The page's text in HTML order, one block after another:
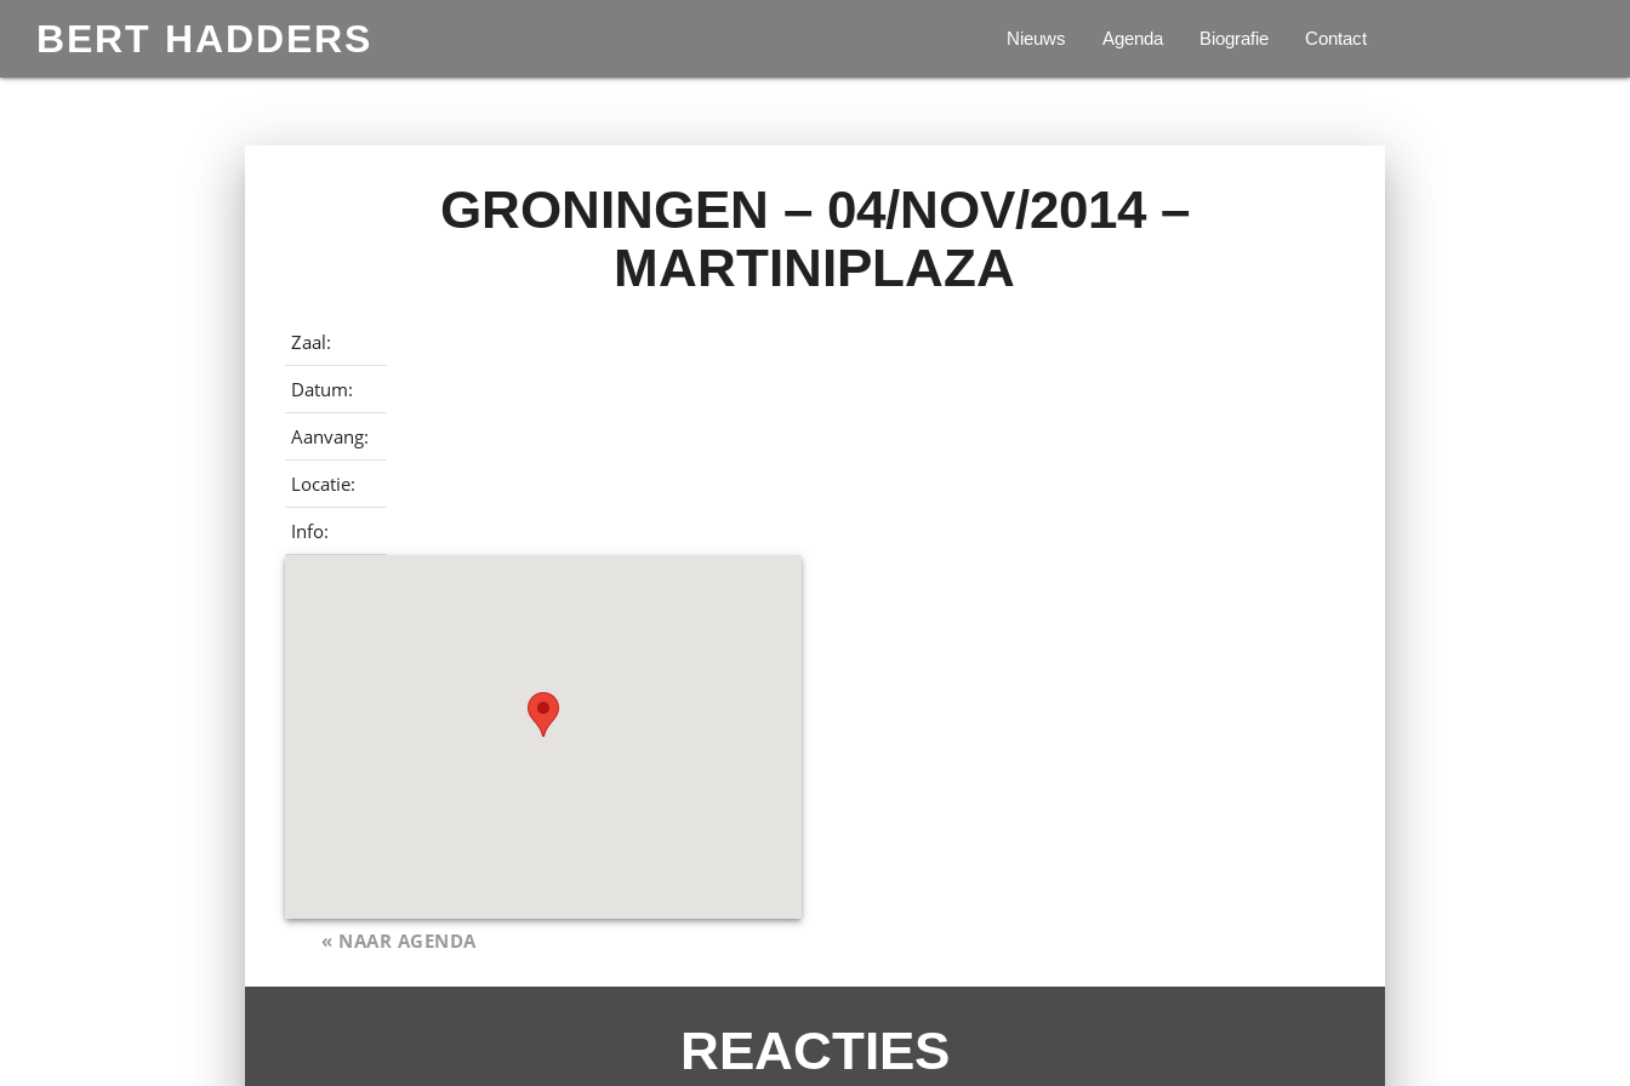
BERT HADDERS Nieuws Agenda Biografie Contact
GRONINGEN – 04/NOV/2014 –
MARTINIPLAZA
Zaal:
Datum:
Aanvang:
Locatie:
Info:
« NAAR AGENDA
REACTIES